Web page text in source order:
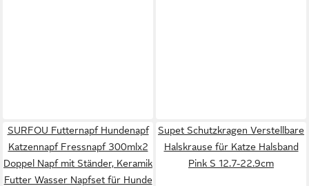
SURFOU Futternapf Hundenapf
Katzennapf Fressnapf 300mlx2
Doppel Napf mit Ständer, Keramik
Futter Wasser Napfset für Hunde
Supet Schutzkragen Verstellbare
Halskrause für Katze Halsband
Pink S 12.7-22.9cm